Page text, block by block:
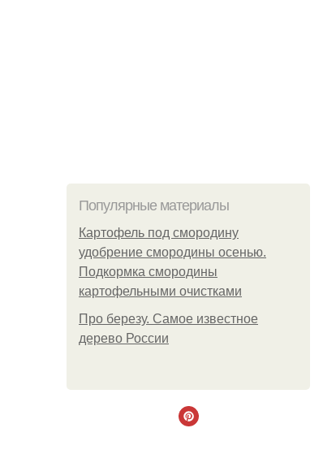
Популярные материалы
Картофель под смородину
удобрение смородины осенью.
Подкормка смородины
картофельными очистками
Про березу. Самое известное
дерево России